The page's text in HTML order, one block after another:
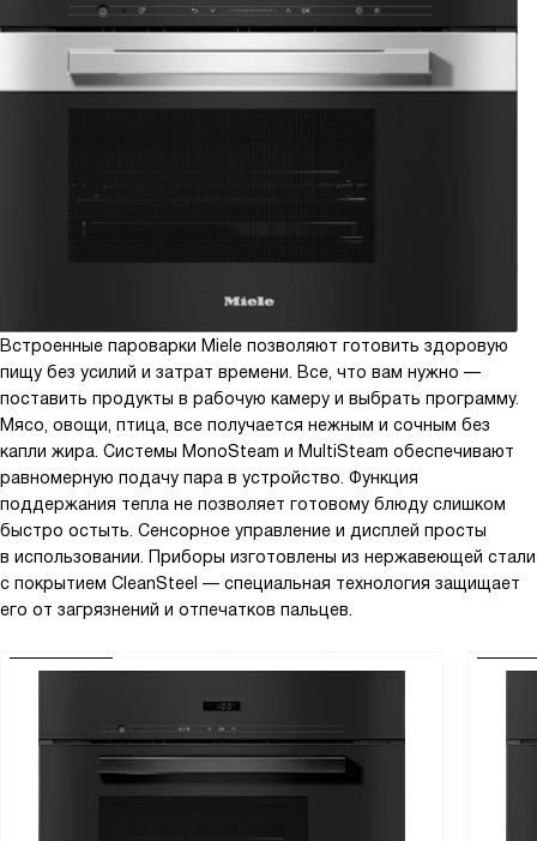
Встроенные пароварки Miele позволяют готовить здоровую
пищу без усилий и затрат времени. Все, что вам нужно —
поставить продукты в рабочую камеру и выбрать программу.
Мясо, овощи, птица, все получается нежным и сочным без
капли жира. Системы MonoSteam и MultiSteam обеспечивают
равномерную подачу пара в устройство. Функция
поддержания тепла не позволяет готовому блюду слишком
быстро остыть. Сенсорное управление и дисплей просты
в использовании. Приборы изготовлены из нержавеющей стали
с покрытием CleanSteel — специальная технология защищает
его от загрязнений и отпечатков пальцев.